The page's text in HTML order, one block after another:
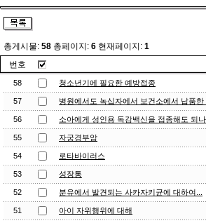
총게시물: 58 총페이지: 6 현재페이지: 1
번호
58 청소년기에 필요한 예방접종
57 병원에서도 녹십자에서 보건소에서 납품한
56 소아에게 성인용 독감백신을 접종해도 되나
55 자궁경부암
54 로타바이러스
53 성장통
52 분유에서 발견되는 사카자키균에 대하여...
51 아이 자위행위에 대해